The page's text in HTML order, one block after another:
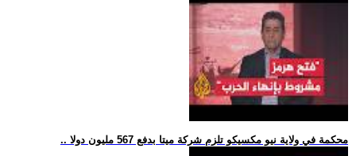
.. محكمة في ولاية نيو مكسيكو تلزم شركة ميتا بدفع 567 مليون دولا